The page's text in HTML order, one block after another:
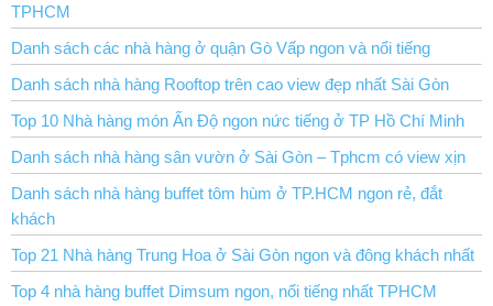
TPHCM
Danh sách các nhà hàng ở quận Gò Vấp ngon và nổi tiếng
Danh sách nhà hàng Rooftop trên cao view đẹp nhất Sài Gòn
Top 10 Nhà hàng món Ấn Độ ngon nức tiếng ở TP Hồ Chí Minh
Danh sách nhà hàng sân vườn ở Sài Gòn – Tphcm có view xịn
Danh sách nhà hàng buffet tôm hùm ở TP.HCM ngon rẻ, đắt
khách
Top 21 Nhà hàng Trung Hoa ở Sài Gòn ngon và đông khách nhất
Top 4 nhà hàng buffet Dimsum ngon, nổi tiếng nhất TPHCM